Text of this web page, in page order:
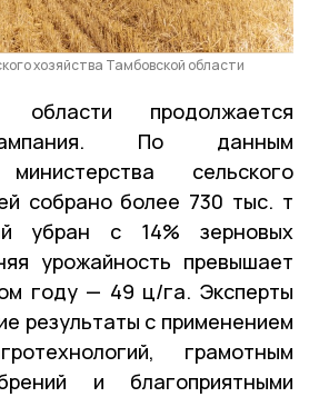
хозяйства Тамбовской области
продолжается
По данным
сельского
собрано более 730 тыс. т
убран с 14% зерновых
урожайность превышает
году — 49 ц/га. Эксперты
результаты с применением
грамотным
и благоприятными